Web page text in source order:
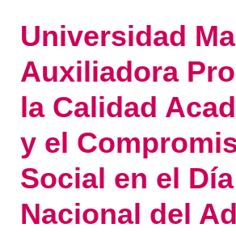
Universidad
Auxiliadora
la Calidad
y el
Social en el Día
Nacional del
del
Adulto